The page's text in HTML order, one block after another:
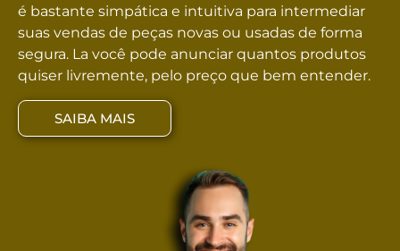
é bastante simpática e intuitiva para intermediar
suas vendas de peças novas ou usadas de forma
segura. La você pode anunciar quantos produtos
quiser livremente, pelo preço que bem entender.
SAIBA MAIS